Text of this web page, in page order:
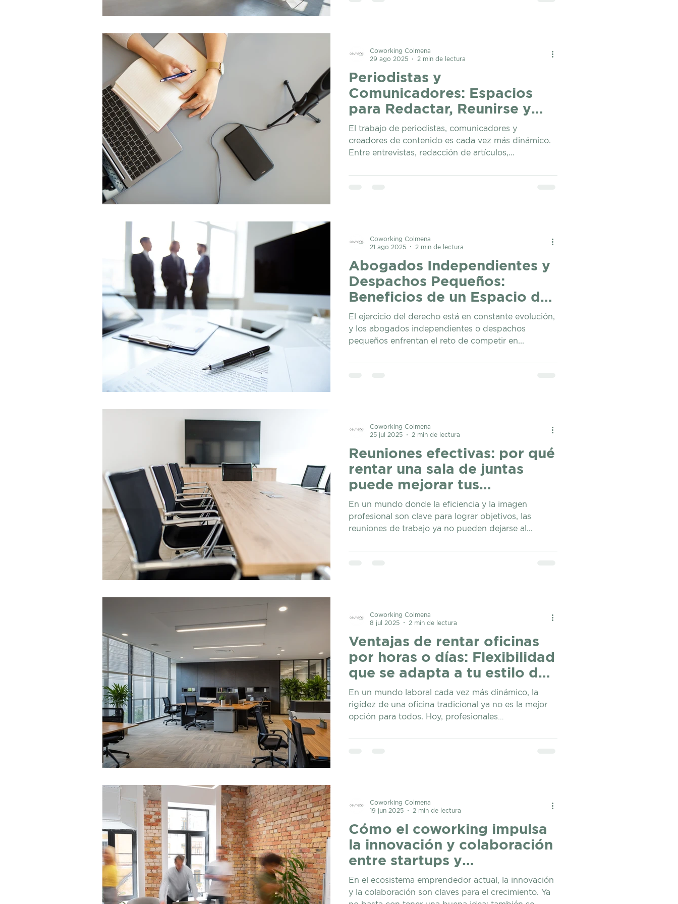
Colmena es una solución si
Periodistas y
Comunicadores: Espacios
para Redactar, Reunirse y
Crear Contenido
El trabajo de periodistas, comunicadores y
creadores de contenido es cada vez más dinámico.
Entre entrevistas, redacción de artículos,...
Coworking Colmena
29 ago 2025
2 min de lectura
Abogados Independientes y
Despachos Pequeños:
Beneficios de un Espacio de
Trabajo Compartido
El ejercicio del derecho está en constante evolución,
y los abogados independientes o despachos
pequeños enfrentan el reto de competir en...
Coworking Colmena
21 ago 2025
2 min de lectura
Reuniones efectivas: por qué
rentar una sala de juntas
puede mejorar tus
resultados
En un mundo donde la eficiencia y la imagen
profesional son clave para lograr objetivos, las
reuniones de trabajo ya no pueden dejarse al...
Coworking Colmena
25 jul 2025
2 min de lectura
Ventajas de rentar oficinas
por horas o días: Flexibilidad
que se adapta a tu estilo de
trabajo
En un mundo laboral cada vez más dinámico, la
rigidez de una oficina tradicional ya no es la mejor
opción para todos. Hoy, profesionales
buscan soluciones más ágiles y rentables , que les
te contamos las principales ventajas de es
Coworking Colmena
8 jul 2025
2 min de lectura
Cómo el coworking impulsa
la innovación y colaboración
entre startups y
emprendedores
En el ecosistema emprendedor actual, la innovación
y la colaboración son claves para el crecimiento. Ya
Coworking Colmena
19 jun 2025
2 min de lectura